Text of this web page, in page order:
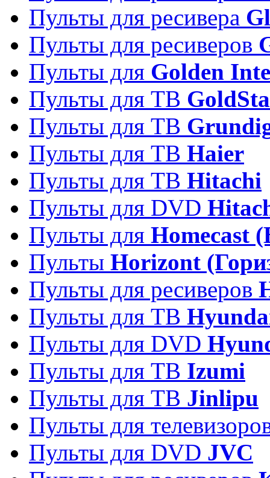
Пульты для ресивера
Пульты для ресиверов
Пульты для Golden
Пульты для ТВ
Пульты для ТВ
Пульты для ТВ Haier
Пульты для ТВ Hitachi
Пульты для DVD
Пульты для Homecast
Пульты Horizont
Пульты для ресиверов
Пульты для ТВ
Пульты для DVD
Пульты для ТВ Izumi
Пульты для ТВ Jinlipu
Пульты для
Пульты для DVD JVC